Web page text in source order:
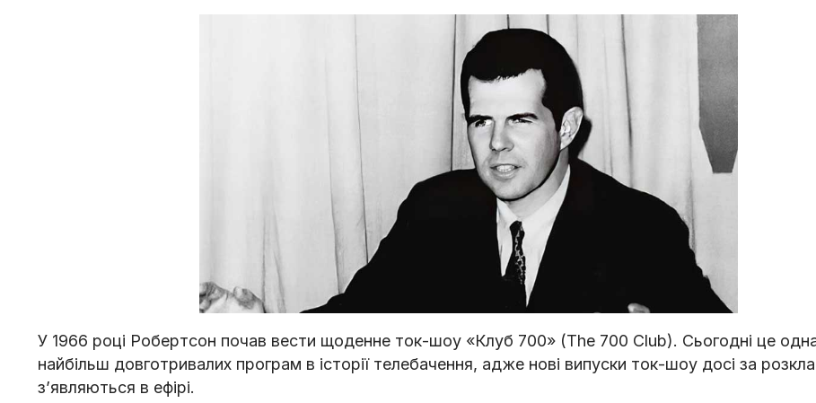
У 1966 році Робертсон почав вести щоденне ток-шоу «Клуб 700» (The 700 Club). Сьогодні це
найбільш довготривалих програм в історії телебачення, адже нові випуски ток-шоу досі за
зʼявляються в ефірі.